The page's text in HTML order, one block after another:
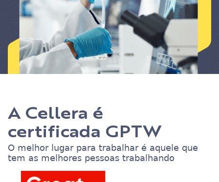
A Cellera é
certificada GPTW
O melhor lugar para trabalhar é aquele que
tem as melhores pessoas trabalhando